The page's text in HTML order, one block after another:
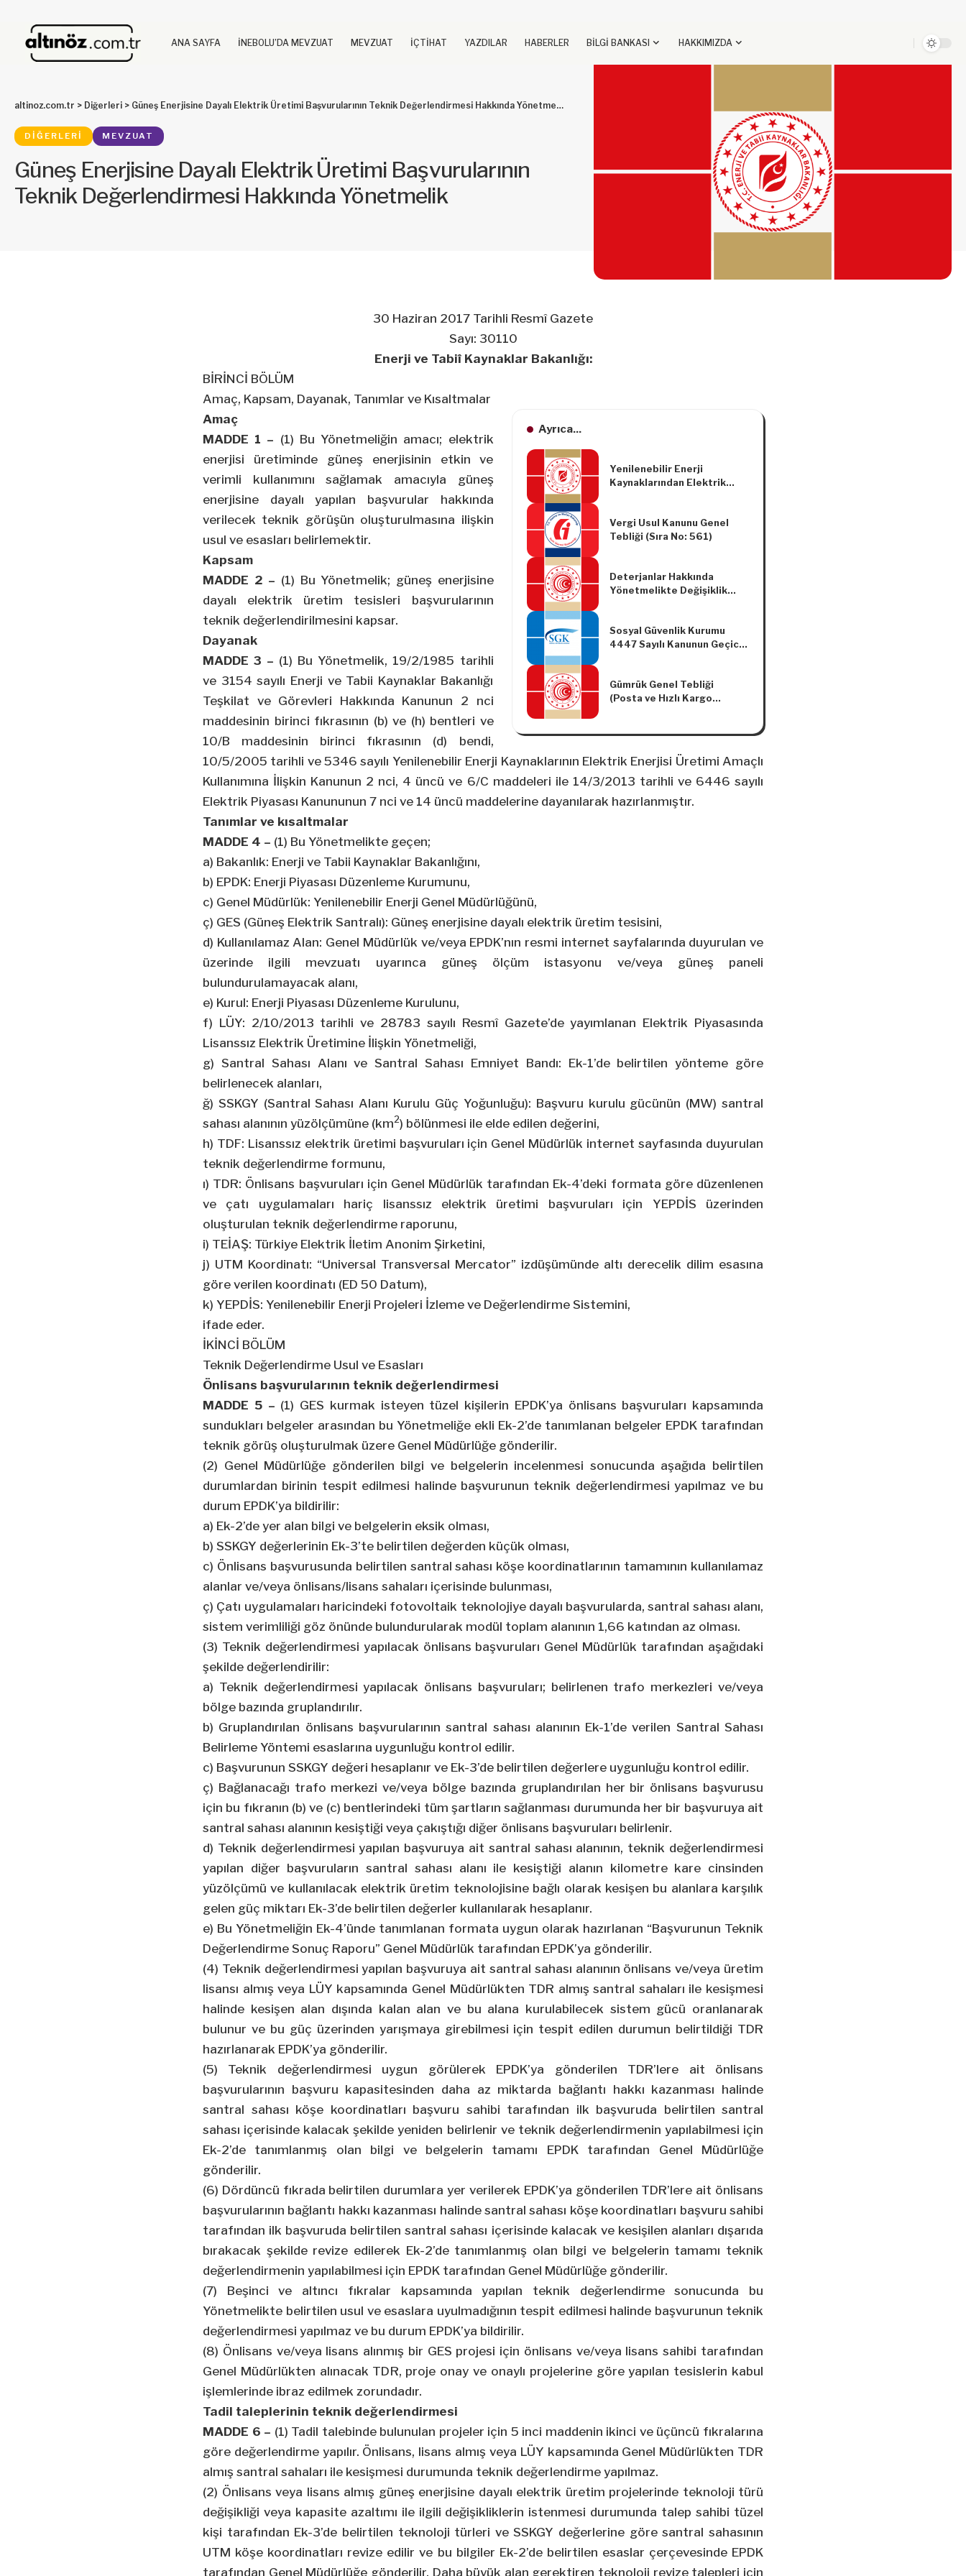
ANA SAYFA İNEBOLU’DA MEVZUAT MEVZUAT İÇTİHAT YAZDILAR HABERLER BİLGİ BANKASI HAKKIMIZDA
altinoz.com.tr > Diğerleri > Güneş Enerjisine Dayalı Elektrik Üretimi Başvurularının Teknik Değerlendirmesi Hakkında Yönetmelik
DIĞERLERI MEVZUAT
Güneş Enerjisine Dayalı Elektrik Üretimi Başvurularının
Teknik Değerlendirmesi Hakkında Yönetmelik
30 Haziran 2017 Tarihli Resmî Gazete
Sayı: 30110
Enerji ve Tabiî Kaynaklar Bakanlığı:
BİRİNCİ BÖLÜM
Amaç, Kapsam, Dayanak, Tanımlar ve Kısaltmalar
Ayrıca...
Yenilenebilir Enerji
Kaynaklarından Elektrik
Desteklenmesi Hakkında
Yönetmelikte Değişiklik
Vergi Usul Kanunu Genel
Tebliği (Sıra No: 561)
Deterjanlar Hakkında
Yönetmelikte Değişiklik
Sosyal Güvenlik Kurumu
4447 Sayılı Kanunun Geçici
Duyurusu (Normalleşme
Desteği)
Gümrük Genel Tebliği
(Posta ve Hızlı Kargo
Yapılmasına Dair Tebliğ
Amaç
MADDE 1 – (1) Bu Yönetmeliğin amacı; elektrik
enerjisi üretiminde güneş enerjisinin etkin ve
verimli kullanımını sağlamak amacıyla güneş
enerjisine dayalı yapılan başvurular hakkında
verilecek teknik görüşün oluşturulmasına ilişkin
usul ve esasları belirlemektir.
Kapsam
MADDE 2 – (1) Bu Yönetmelik; güneş enerjisine
dayalı elektrik üretim tesisleri başvurularının
teknik değerlendirilmesini kapsar.
Dayanak
MADDE 3 – (1) Bu Yönetmelik, 19/2/1985 tarihli
ve 3154 sayılı Enerji ve Tabii Kaynaklar Bakanlığı
Teşkilat ve Görevleri Hakkında Kanunun 2 nci
maddesinin birinci fıkrasının (b) ve (h) bentleri ve
10/B maddesinin birinci fıkrasının (d) bendi,
10/5/2005 tarihli ve 5346 sayılı Yenilenebilir Enerji Kaynaklarının Elektrik Enerjisi Üretimi Amaçlı
Kullanımına İlişkin Kanunun 2 nci, 4 üncü ve 6/C maddeleri ile 14/3/2013 tarihli ve 6446 sayılı
Elektrik Piyasası Kanununun 7 nci ve 14 üncü maddelerine dayanılarak hazırlanmıştır.
Tanımlar ve kısaltmalar
MADDE 4 – (1) Bu Yönetmelikte geçen;
a) Bakanlık: Enerji ve Tabii Kaynaklar Bakanlığını,
b) EPDK: Enerji Piyasası Düzenleme Kurumunu,
c) Genel Müdürlük: Yenilenebilir Enerji Genel Müdürlüğünü,
ç) GES (Güneş Elektrik Santralı): Güneş enerjisine dayalı elektrik üretim tesisini,
d) Kullanılamaz Alan: Genel Müdürlük ve/veya EPDK’nın resmi internet sayfalarında duyurulan ve
üzerinde ilgili mevzuatı uyarınca güneş ölçüm istasyonu ve/veya güneş paneli
bulundurulamayacak alanı,
e) Kurul: Enerji Piyasası Düzenleme Kurulunu,
f) LÜY: 2/10/2013 tarihli ve 28783 sayılı Resmî Gazete’de yayımlanan Elektrik Piyasasında
Lisanssız Elektrik Üretimine İlişkin Yönetmeliği,
g) Santral Sahası Alanı ve Santral Sahası Emniyet Bandı: Ek-1’de belirtilen yönteme göre
belirlenecek alanları,
ğ) SSKGY (Santral Sahası Alanı Kurulu Güç Yoğunluğu): Başvuru kurulu gücünün (MW) santral
sahası alanının yüzölçümüne (km2) bölünmesi ile elde edilen değerini,
h) TDF: Lisanssız elektrik üretimi başvuruları için Genel Müdürlük internet sayfasında duyurulan
teknik değerlendirme formunu,
ı) TDR: Önlisans başvuruları için Genel Müdürlük tarafından Ek-4’deki formata göre düzenlenen
ve çatı uygulamaları hariç lisanssız elektrik üretimi başvuruları için YEPDİS üzerinden
oluşturulan teknik değerlendirme raporunu,
i) TEİAŞ: Türkiye Elektrik İletim Anonim Şirketini,
j) UTM Koordinatı: “Universal Transversal Mercator” izdüşümünde altı derecelik dilim esasına
göre verilen koordinatı (ED 50 Datum),
k) YEPDİS: Yenilenebilir Enerji Projeleri İzleme ve Değerlendirme Sistemini,
ifade eder.
İKİNCİ BÖLÜM
Teknik Değerlendirme Usul ve Esasları
Önlisans başvurularının teknik değerlendirmesi
MADDE 5 – (1) GES kurmak isteyen tüzel kişilerin EPDK’ya önlisans başvuruları kapsamında
sundukları belgeler arasından bu Yönetmeliğe ekli Ek-2’de tanımlanan belgeler EPDK tarafından
teknik görüş oluşturulmak üzere Genel Müdürlüğe gönderilir.
(2) Genel Müdürlüğe gönderilen bilgi ve belgelerin incelenmesi sonucunda aşağıda belirtilen
durumlardan birinin tespit edilmesi halinde başvurunun teknik değerlendirmesi yapılmaz ve bu
durum EPDK’ya bildirilir:
a) Ek-2’de yer alan bilgi ve belgelerin eksik olması,
b) SSKGY değerlerinin Ek-3’te belirtilen değerden küçük olması,
c) Önlisans başvurusunda belirtilen santral sahası köşe koordinatlarının tamamının kullanılamaz
alanlar ve/veya önlisans/lisans sahaları içerisinde bulunması,
ç) Çatı uygulamaları haricindeki fotovoltaik teknolojiye dayalı başvurularda, santral sahası alanı,
sistem verimliliği göz önünde bulundurularak modül toplam alanının 1,66 katından az olması.
(3) Teknik değerlendirmesi yapılacak önlisans başvuruları Genel Müdürlük tarafından aşağıdaki
şekilde değerlendirilir:
a) Teknik değerlendirmesi yapılacak önlisans başvuruları; belirlenen trafo merkezleri ve/veya
bölge bazında gruplandırılır.
b) Gruplandırılan önlisans başvurularının santral sahası alanının Ek-1’de verilen Santral Sahası
Belirleme Yöntemi esaslarına uygunluğu kontrol edilir.
c) Başvurunun SSKGY değeri hesaplanır ve Ek-3’de belirtilen değerlere uygunluğu kontrol edilir.
ç) Bağlanacağı trafo merkezi ve/veya bölge bazında gruplandırılan her bir önlisans başvurusu
için bu fıkranın (b) ve (c) bentlerindeki tüm şartların sağlanması durumunda her bir başvuruya ait
santral sahası alanının kesiştiği veya çakıştığı diğer önlisans başvuruları belirlenir.
d) Teknik değerlendirmesi yapılan başvuruya ait santral sahası alanının, teknik değerlendirmesi
yapılan diğer başvuruların santral sahası alanı ile kesiştiği alanın kilometre kare cinsinden
yüzölçümü ve kullanılacak elektrik üretim teknolojisine bağlı olarak kesişen bu alanlara karşılık
gelen güç miktarı Ek-3’de belirtilen değerler kullanılarak hesaplanır.
e) Bu Yönetmeliğin Ek-4’ünde tanımlanan formata uygun olarak hazırlanan “Başvurunun Teknik
Değerlendirme Sonuç Raporu” Genel Müdürlük tarafından EPDK’ya gönderilir.
(4) Teknik değerlendirmesi yapılan başvuruya ait santral sahası alanının önlisans ve/veya üretim
lisansı almış veya LÜY kapsamında Genel Müdürlükten TDR almış santral sahaları ile kesişmesi
halinde kesişen alan dışında kalan alan ve bu alana kurulabilecek sistem gücü oranlanarak
bulunur ve bu güç üzerinden yarışmaya girebilmesi için tespit edilen durumun belirtildiği TDR
hazırlanarak EPDK’ya gönderilir.
(5) Teknik değerlendirmesi uygun görülerek EPDK’ya gönderilen TDR’lere ait önlisans
başvurularının başvuru kapasitesinden daha az miktarda bağlantı hakkı kazanması halinde
santral sahası köşe koordinatları başvuru sahibi tarafından ilk başvuruda belirtilen santral
sahası içerisinde kalacak şekilde yeniden belirlenir ve teknik değerlendirmenin yapılabilmesi için
Ek-2’de tanımlanmış olan bilgi ve belgelerin tamamı EPDK tarafından Genel Müdürlüğe
gönderilir.
(6) Dördüncü fıkrada belirtilen durumlara yer verilerek EPDK’ya gönderilen TDR’lere ait önlisans
başvurularının bağlantı hakkı kazanması halinde santral sahası köşe koordinatları başvuru sahibi
tarafından ilk başvuruda belirtilen santral sahası içerisinde kalacak ve kesişilen alanları dışarıda
bırakacak şekilde revize edilerek Ek-2’de tanımlanmış olan bilgi ve belgelerin tamamı teknik
değerlendirmenin yapılabilmesi için EPDK tarafından Genel Müdürlüğe gönderilir.
(7) Beşinci ve altıncı fıkralar kapsamında yapılan teknik değerlendirme sonucunda bu
Yönetmelikte belirtilen usul ve esaslara uyulmadığının tespit edilmesi halinde başvurunun teknik
değerlendirmesi yapılmaz ve bu durum EPDK’ya bildirilir.
(8) Önlisans ve/veya lisans alınmış bir GES projesi için önlisans ve/veya lisans sahibi tarafından
Genel Müdürlükten alınacak TDR, proje onay ve onaylı projelerine göre yapılan tesislerin kabul
işlemlerinde ibraz edilmek zorundadır.
Tadil taleplerinin teknik değerlendirmesi
MADDE 6 – (1) Tadil talebinde bulunulan projeler için 5 inci maddenin ikinci ve üçüncü fıkralarına
göre değerlendirme yapılır. Önlisans, lisans almış veya LÜY kapsamında Genel Müdürlükten TDR
almış santral sahaları ile kesişmesi durumunda teknik değerlendirme yapılmaz.
(2) Önlisans veya lisans almış güneş enerjisine dayalı elektrik üretim projelerinde teknoloji türü
değişikliği veya kapasite azaltımı ile ilgili değişikliklerin istenmesi durumunda talep sahibi tüzel
kişi tarafından Ek-3’de belirtilen teknoloji türleri ve SSKGY değerlerine göre santral sahasının
UTM köşe koordinatları revize edilir ve bu bilgiler Ek-2’de belirtilen esaslar çerçevesinde EPDK
tarafından Genel Müdürlüğe gönderilir. Daha büyük alan gerektiren teknoloji revize talepleri için